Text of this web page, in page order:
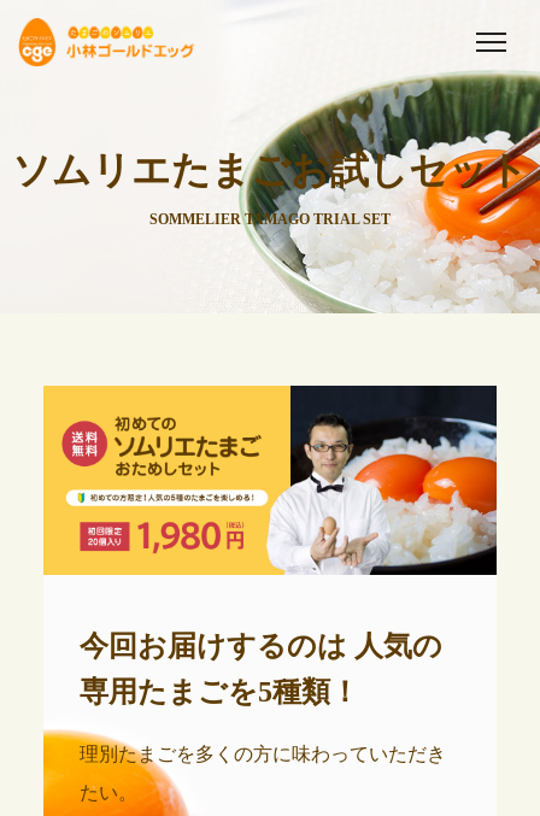
ソムリエたまごお試しセット
SOMMELIER TAMAGO TRIAL SET
今回お届けするのは 人気の
専用たまごを5種類！
理別たまごを多くの方に味わっていただき
たい。